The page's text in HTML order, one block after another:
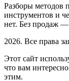
Разборы методов
инструментов и
нет. Без продаж —
2026. Все права
Этот сайт
что вам
этим.